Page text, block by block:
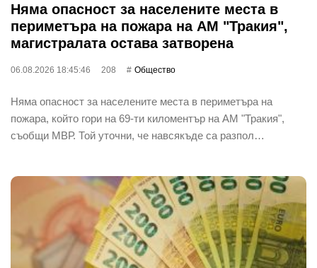
Няма опасност за населените места в
периметъра на пожара на АМ "Тракия",
магистралата остава затворена
06.08.2026 18:45:46 208 Общество
Няма опасност за населените места в периметъра на
пожара, който гори на 69-ти киломентър на АМ "Тракия",
съобщи МВР. Той уточни, че навсякъде са разпол…